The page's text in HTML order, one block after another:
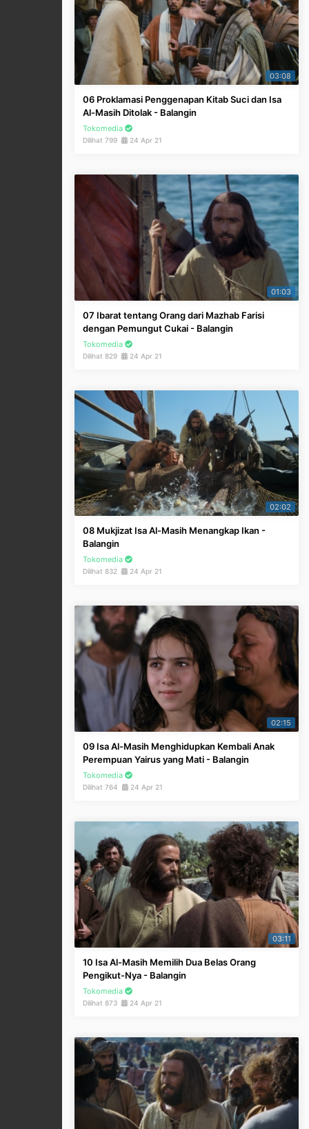
03:08
06 Proklamasi Penggenapan Kitab Suci dan Isa
Al-Masih Ditolak - Balangin
Tokomedia
Dilihat 799 24 Apr 21
01:03
07 Ibarat tentang Orang dari Mazhab Farisi
dengan Pemungut Cukai - Balangin
Tokomedia
Dilihat 829 24 Apr 21
02:02
08 Mukjizat Isa Al-Masih Menangkap Ikan -
Balangin
Tokomedia
Dilihat 832 24 Apr 21
02:15
09 Isa Al-Masih Menghidupkan Kembali Anak
Perempuan Yairus yang Mati - Balangin
Tokomedia
Dilihat 764 24 Apr 21
03:11
10 Isa Al-Masih Memilih Dua Belas Orang
Pengikut-Nya - Balangin
Tokomedia
Dilihat 873 24 Apr 21